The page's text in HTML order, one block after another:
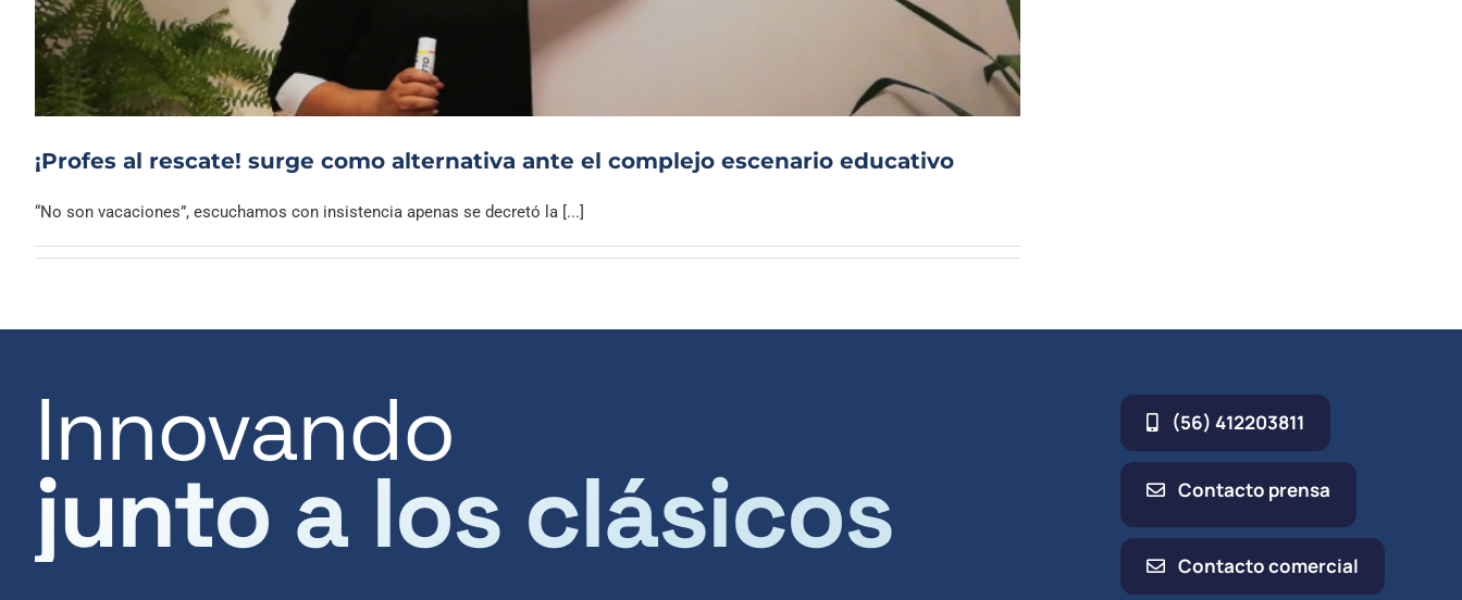
¡Profes al rescate! surge como alternativa ante el complejo escenario educativo
“No son vacaciones”, escuchamos con insistencia apenas se decretó la [...]
Innovando
junto a los clásicos
(56) 412203811
Contacto prensa
Contacto comercial